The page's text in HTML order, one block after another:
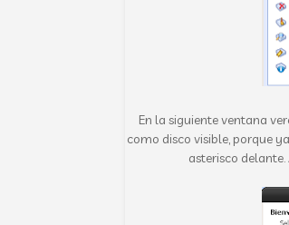
En la siguiente ventana
como disco visible, porque
asterisco